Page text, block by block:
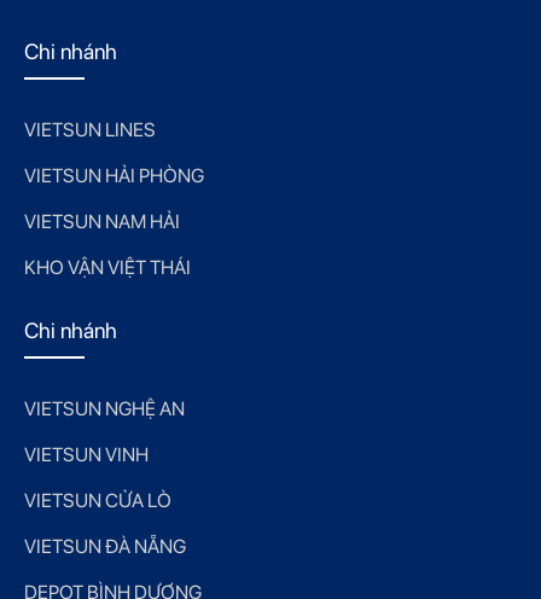
Chi nhánh
VIETSUN LINES
VIETSUN HẢI PHÒNG
VIETSUN NAM HẢI
KHO VẬN VIỆT THÁI
Chi nhánh
VIETSUN NGHỆ AN
VIETSUN VINH
VIETSUN CỬA LÒ
VIETSUN ĐÀ NẴNG
DEPOT BÌNH DƯƠNG